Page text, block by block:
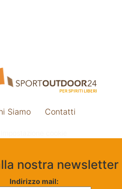
Siamo Contatti
nostra newsletter
Indirizzo mail: